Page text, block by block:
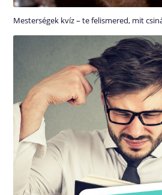
Mesterségek kvíz – te felismered, mit